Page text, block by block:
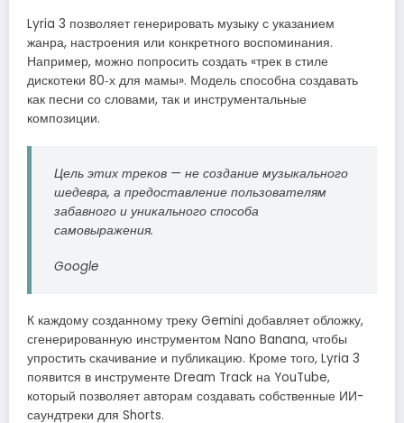
Lyria 3 позволяет генерировать музыку с указанием
жанра, настроения или конкретного воспоминания.
Например, можно попросить создать «трек в стиле
дискотеки 80‑х для мамы». Модель способна создавать
как песни со словами, так и инструментальные
композиции.
Цель этих треков — не создание музыкального
шедевра, а предоставление пользователям
забавного и уникального способа
самовыражения.
Google
К каждому созданному треку Gemini добавляет обложку,
сгенерированную инструментом Nano Banana, чтобы
упростить скачивание и публикацию. Кроме того, Lyria 3
появится в инструменте Dream Track на YouTube,
который позволяет авторам создавать собственные ИИ-
саундтреки для Shorts.